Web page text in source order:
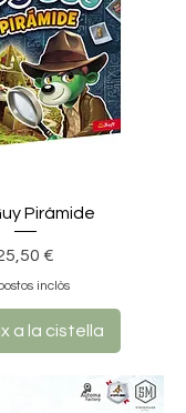
Pirámide
€
inclòs
a la cistella